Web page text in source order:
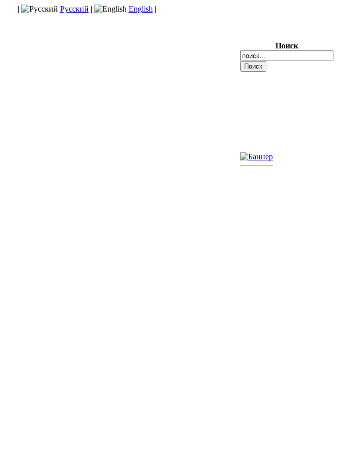
| Русский | English |
Поиск